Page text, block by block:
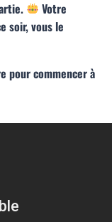
Votre
soir, vous le
pour commencer à